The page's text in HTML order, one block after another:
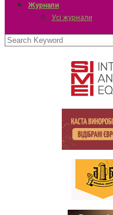
Журнали
Усі журнали